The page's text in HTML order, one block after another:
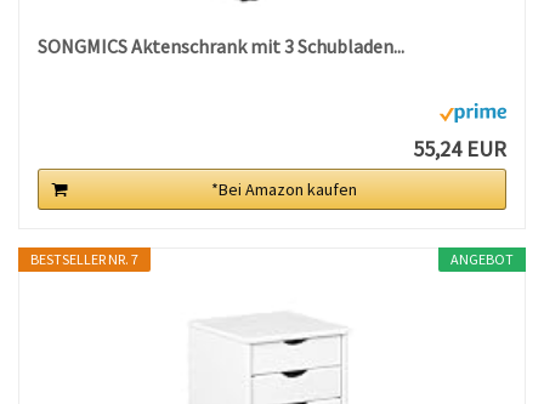
SONGMICS Aktenschrank mit 3 Schubladen...
55,24 EUR
*Bei Amazon kaufen
ANGEBOT
BESTSELLER NR. 7